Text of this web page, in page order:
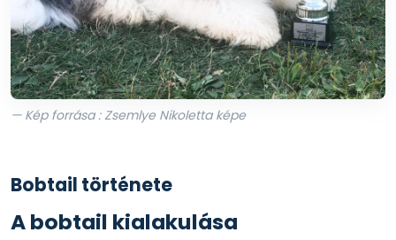
— Kép forrása : Zsemlye Nikoletta képe
Bobtail története
A bobtail kialakulása